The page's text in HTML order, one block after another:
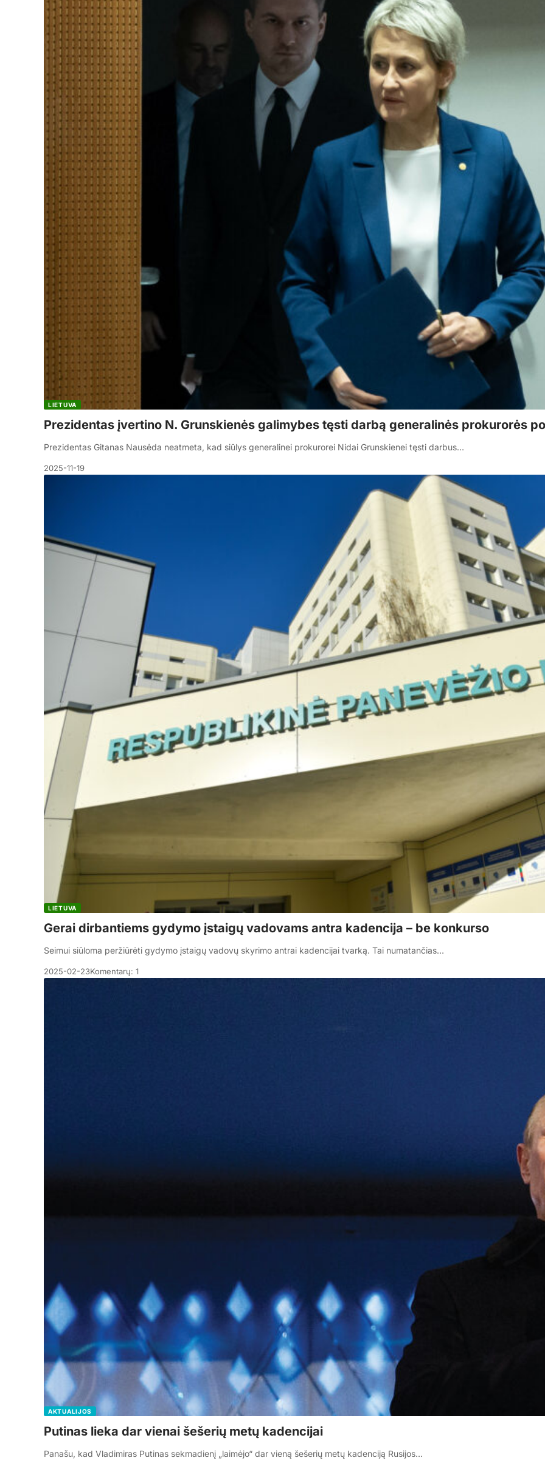
LIETUVA
Prezidentas įvertino N. Grunskienės galimybes tęsti darbą generalinės prokurorės
Prezidentas Gitanas Nausėda neatmeta, kad siūlys generalinei prokurorei Nidai Grunskienei tęsti darbus…
2025-11-19
LIETUVA
Gerai dirbantiems gydymo įstaigų vadovams antra kadencija – be konkurso
Seimui siūloma peržiūrėti gydymo įstaigų vadovų skyrimo antrai kadencijai tvarką. Tai numatančias…
2025-02-23Komentarų: 1
AKTUALIJOS
Putinas lieka dar vienai šešerių metų kadencijai
Panašu, kad Vladimiras Putinas sekmadienį „laimėjo“ dar vieną šešerių metų kadenciją Rusijos…